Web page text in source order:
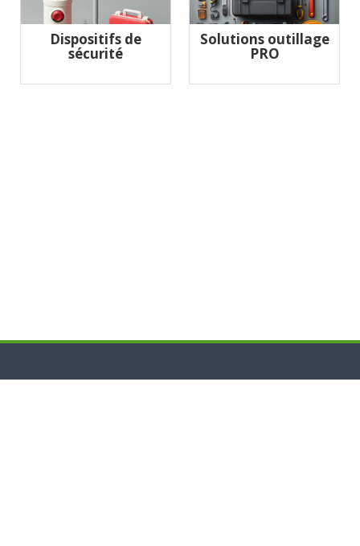
Dispositifs de
sécurité
Solutions outillage
PRO